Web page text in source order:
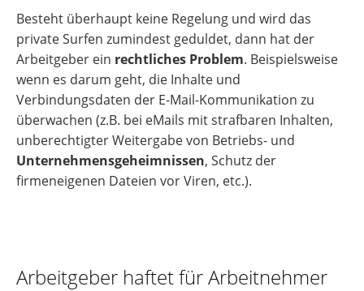
Besteht überhaupt keine Regelung und wird das
private Surfen zumindest geduldet, dann hat der
Arbeitgeber ein rechtliches Problem. Beispielsweise
wenn es darum geht, die Inhalte und
Verbindungsdaten der E-Mail-Kommunikation zu
überwachen (z.B. bei eMails mit strafbaren Inhalten,
unberechtigter Weitergabe von Betriebs- und
Unternehmensgeheimnissen, Schutz der
firmeneigenen Dateien vor Viren, etc.).
Arbeitgeber haftet für Arbeitnehmer